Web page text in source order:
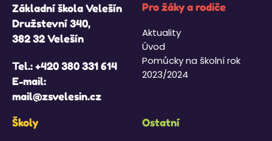
Základní škola Velešín
Družstevní 340,
382 32 Velešín
Tel.:+420 380 331 614
E-mail:
mail@zsvelesin.cz
Pro žáky a rodiče
Aktuality
Úvod
Pomůcky na školní rok
2023/2024
Školy
Ostatní